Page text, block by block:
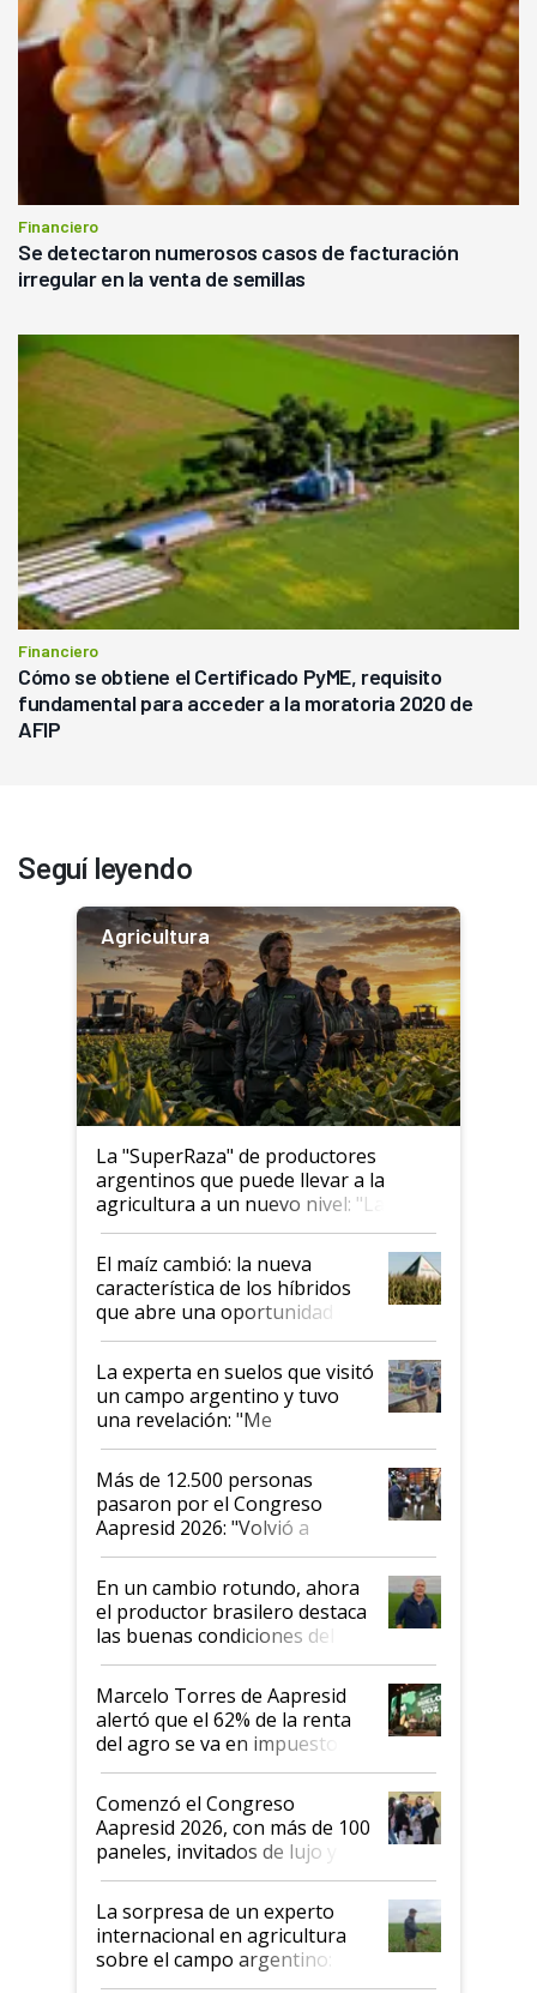
Financiero
Se detectaron numerosos casos de facturación
irregular en la venta de semillas
Financiero
Cómo se obtiene el Certificado PyME, requisito
fundamental para acceder a la moratoria 2020 de
AFIP
Seguí leyendo
Agricultura
La "SuperRaza" de productores
argentinos que puede llevar a la
agricultura a un nuevo nivel: "Las
posibilidades de crecimiento son
infinitas"
El maíz cambió: la nueva
característica de los híbridos
que abre una oportunidad en
el lote
La experta en suelos que visitó
un campo argentino y tuvo
una revelación: "Me
impresionó mucho"
Más de 12.500 personas
pasaron por el Congreso
Aapresid 2026: "Volvió a
demostrar que hablar del
suelo es hablar de todo el
sistema productivo"
En un cambio rotundo, ahora
el productor brasilero destaca
las buenas condiciones del
agro argentino para invertir:
"Los veo más motivados"
Marcelo Torres de Aapresid
alertó que el 62% de la renta
del agro se va en impuestos:
"No es bueno que en
Argentina se sigan discutiendo
las mismas cosas de hace 50
años"
Comenzó el Congreso
Aapresid 2026, con más de 100
paneles, invitados de lujo y
todas las tendencias
La sorpresa de un experto
internacional en agricultura
sobre el campo argentino:
"Estoy muy impresionado"